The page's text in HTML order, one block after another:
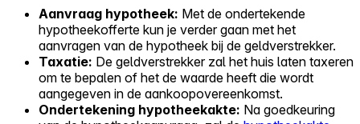
Aanvraag hypotheek: Met de ondertekende
hypotheekofferte kun je verder gaan met het
aanvragen van de hypotheek bij de geldverstrekker.
Taxatie: De geldverstrekker zal het huis laten taxeren
om te bepalen of het de waarde heeft die wordt
aangegeven in de aankoopovereenkomst.
Ondertekening hypotheekakte: Na goedkeuring